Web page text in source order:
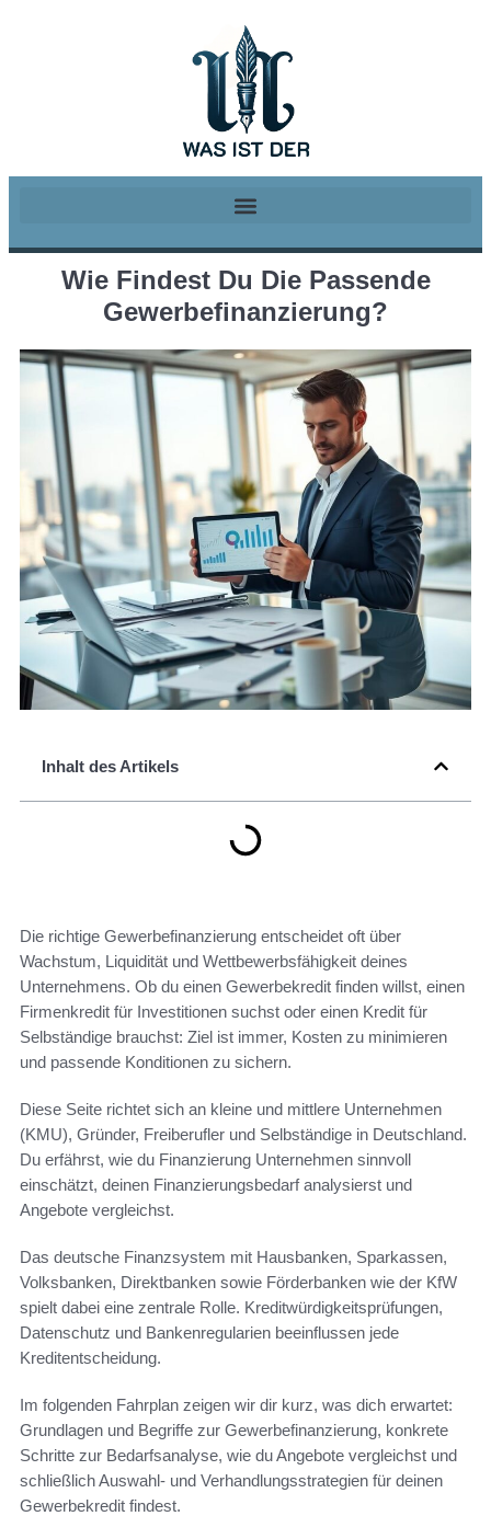
Wie Findest Du Die Passende
Gewerbefinanzierung?
Inhalt des Artikels
Die richtige Gewerbefinanzierung entscheidet oft über
Wachstum, Liquidität und Wettbewerbsfähigkeit deines
Unternehmens. Ob du einen Gewerbekredit finden willst, einen
Firmenkredit für Investitionen suchst oder einen Kredit für
Selbständige brauchst: Ziel ist immer, Kosten zu minimieren
und passende Konditionen zu sichern.
Diese Seite richtet sich an kleine und mittlere Unternehmen
(KMU), Gründer, Freiberufler und Selbständige in Deutschland.
Du erfährst, wie du Finanzierung Unternehmen sinnvoll
einschätzt, deinen Finanzierungsbedarf analysierst und
Angebote vergleichst.
Das deutsche Finanzsystem mit Hausbanken, Sparkassen,
Volksbanken, Direktbanken sowie Förderbanken wie der KfW
spielt dabei eine zentrale Rolle. Kreditwürdigkeitsprüfungen,
Datenschutz und Bankenregularien beeinflussen jede
Kreditentscheidung.
Im folgenden Fahrplan zeigen wir dir kurz, was dich erwartet:
Grundlagen und Begriffe zur Gewerbefinanzierung, konkrete
Schritte zur Bedarfsanalyse, wie du Angebote vergleichst und
schließlich Auswahl- und Verhandlungsstrategien für deinen
Gewerbekredit findest.